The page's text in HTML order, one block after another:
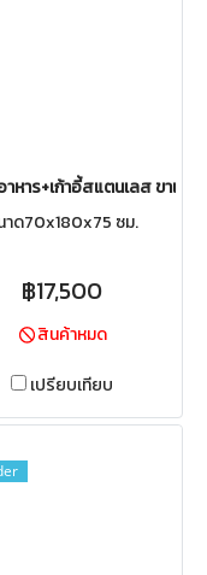
าหาร+เก้าอี้สแตนเลส ขาเชื่อ
าด70x180x75 ซม.
฿17,500
สินค้าหมด
เปรียบเทียบ